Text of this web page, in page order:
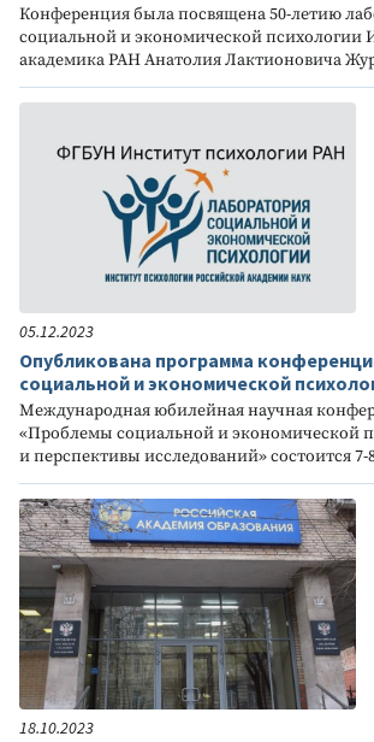
Конференция была посвящена 50-летию
социальной и экономической психологии
академика РАН Анатолия Лактионовича
05.12.2023
Опубликована программа
социальной и экономической
Международная юбилейная научная
«Проблемы социальной и экономической
и перспективы исследований» состоится 7-
18.10.2023